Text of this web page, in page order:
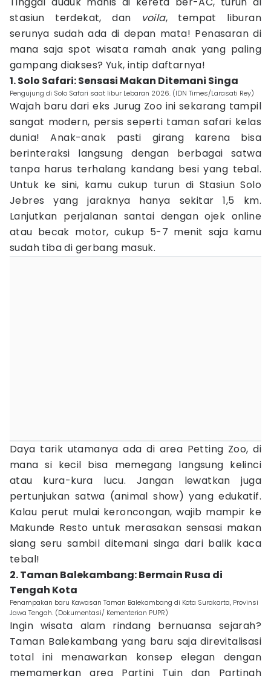
stasiun terdekat, dan
voila, tempat liburan
serunya sudah ada di depan mata! Penasaran di
mana saja spot wisata ramah anak yang paling
gampang diakses? Yuk, intip daftarnya!
1. Solo Safari: Sensasi Makan Ditemani Singa
Pengujung di Solo Safari saat libur Lebaran 2026. (IDN Times/Larasati Rey)
Wajah baru dari eks Jurug Zoo ini sekarang tampil
sangat modern, persis seperti taman safari kelas
dunia! Anak-anak pasti girang karena bisa
berinteraksi langsung dengan berbagai satwa
tanpa harus terhalang kandang besi yang tebal.
Untuk ke sini, kamu cukup turun di Stasiun Solo
Jebres yang jaraknya hanya sekitar 1,5 km.
Lanjutkan perjalanan santai dengan ojek online
atau becak motor, cukup 5-7 menit saja kamu
sudah tiba di gerbang masuk.
Daya tarik utamanya ada di area Petting Zoo, di
mana si kecil bisa memegang langsung kelinci
atau kura-kura lucu. Jangan lewatkan juga
pertunjukan satwa (animal show) yang edukatif.
Kalau perut mulai keroncongan, wajib mampir ke
Makunde Resto untuk merasakan sensasi makan
siang seru sambil ditemani singa dari balik kaca
tebal!
2. Taman Balekambang: Bermain Rusa di
Tengah Kota
Penampakan baru Kawasan Taman Balekambang di Kota Surakarta, Provinsi
Jawa Tengah. (Dokumentasi/ Kementerian PUPR)
Ingin wisata alam rindang bernuansa sejarah?
Taman Balekambang yang baru saja direvitalisasi
total ini menawarkan konsep elegan dengan
memamerkan area Partini Tuin dan Partinah